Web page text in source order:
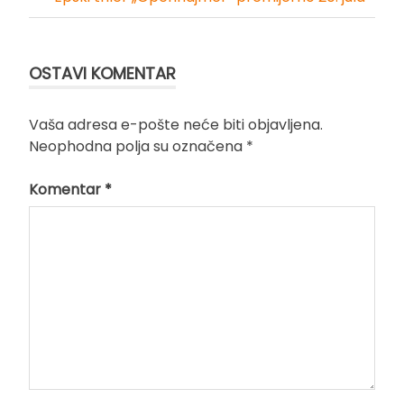
članka
OSTAVI KOMENTAR
Vaša adresa e-pošte neće biti objavljena.
Neophodna polja su označena *
Komentar *